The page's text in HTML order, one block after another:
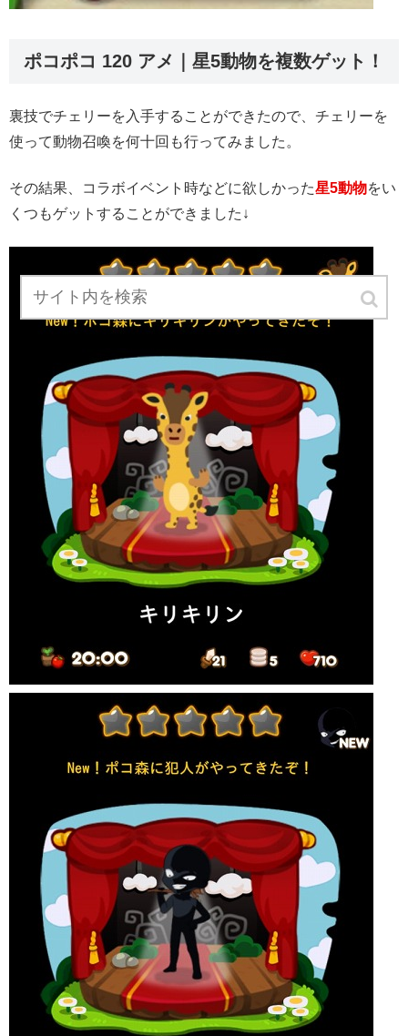
ポコポコ 120 アメ｜星5動物を複数ゲット！
裏技でチェリーを入手することができたので、チェリーを
使って動物召喚を何十回も行ってみました。
その結果、コラボイベント時などに欲しかった星5動物をい
くつもゲットすることができました↓